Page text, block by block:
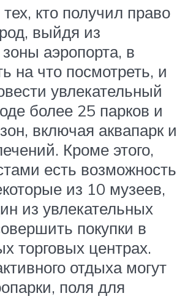
кто получил право
выйдя из
аэропорта, в
на что посмотреть, и
увлекательный
более 25 парков и
включая аквапарк и
Кроме этого,
есть возможность
из 10 музеев,
из увлекательных
покупки в
торговых центрах.
отдыха могут
поля для